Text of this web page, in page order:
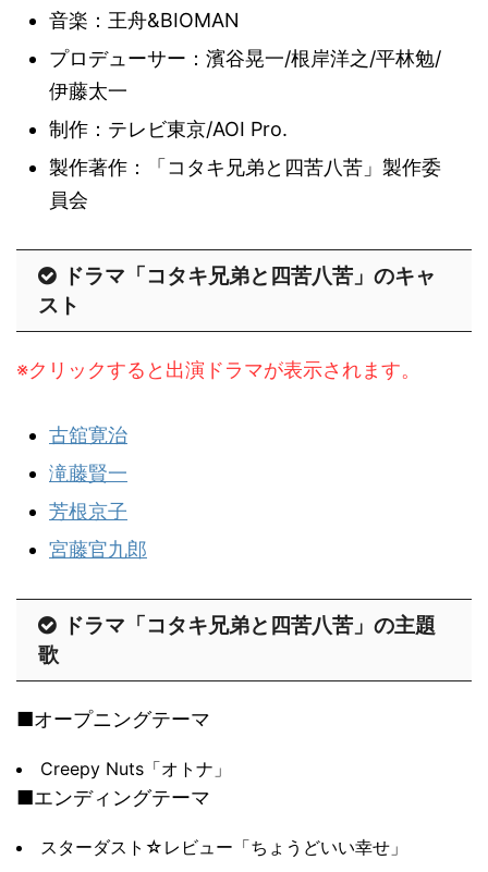
音楽：王舟&BIOMAN
プロデューサー：濱谷晃一/根岸洋之/平林勉/
伊藤太一
制作：テレビ東京/AOI Pro.
製作著作：「コタキ兄弟と四苦八苦」製作委
員会
ドラマ「コタキ兄弟と四苦八苦」のキャ
スト
※クリックすると出演ドラマが表示されます。
古舘寛治
滝藤賢一
芳根京子
宮藤官九郎
ドラマ「コタキ兄弟と四苦八苦」の主題
歌
■オープニングテーマ
Creepy Nuts「オトナ」
■エンディングテーマ
スターダスト☆レビュー「ちょうどいい幸せ」